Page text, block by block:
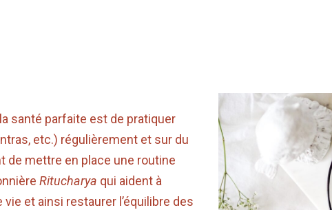
santé parfaite est de pratiquer
etc.) régulièrement et sur du
de mettre en place une routine
Ritucharya qui aident à
et ainsi restaurer l’équilibre des